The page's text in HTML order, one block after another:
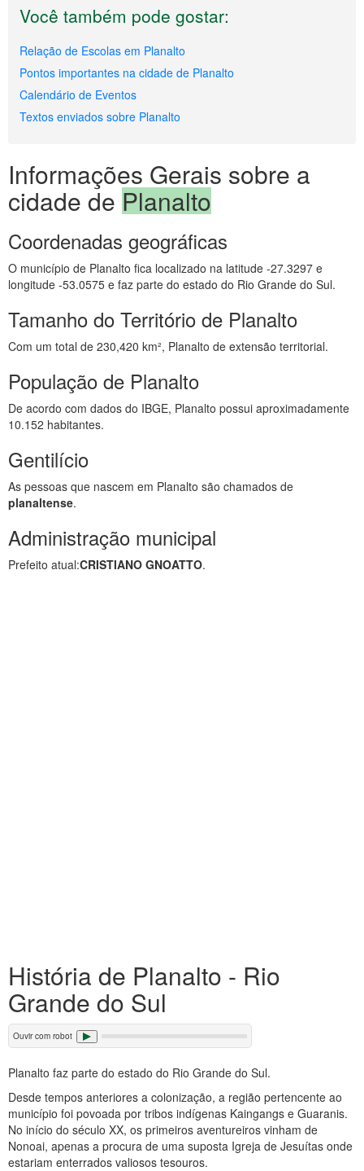
Você também pode gostar:
Relação de Escolas em Planalto
Pontos importantes na cidade de Planalto
Calendário de Eventos
Textos enviados sobre Planalto
Informações Gerais sobre a
cidade de Planalto
Coordenadas geográficas
O município de Planalto fica localizado na latitude -27.3297 e
longitude -53.0575 e faz parte do estado do Rio Grande do Sul.
Tamanho do Território de Planalto
Com um total de 230,420 km², Planalto de extensão territorial.
População de Planalto
De acordo com dados do IBGE, Planalto possui aproximadamente
10.152 habitantes.
Gentilício
As pessoas que nascem em Planalto são chamados de
planaltense.
Administração municipal
Prefeito atual:CRISTIANO GNOATTO.
História de Planalto - Rio
Grande do Sul
Ouvir com robot
Planalto faz parte do estado do Rio Grande do Sul.
Desde tempos anteriores a colonização, a região pertencente ao
município foi povoada por tribos indígenas Kaingangs e Guaranis.
No início do século XX, os primeiros aventureiros vinham de
Nonoai, apenas a procura de uma suposta Igreja de Jesuítas onde
estariam enterrados valiosos tesouros.